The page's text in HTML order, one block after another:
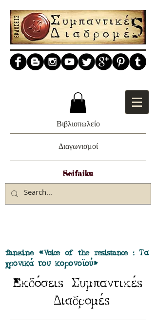
Βιβλιοπωλείο
Διαγωνισμοί
Scifaiku
fanzine «Voice of the resistance : Τα
χρονικά του κορονοϊού»
Eκδόσειs Συμπαντικέs
Διαδρομέs